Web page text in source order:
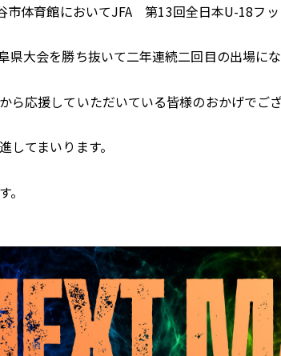
市体育館においてJFA 第13回全日本U-18フ
県大会を勝ち抜いて二年連続二回目の出場にな
ら応援していただいている皆様のおかげでござ
してまいります。
。